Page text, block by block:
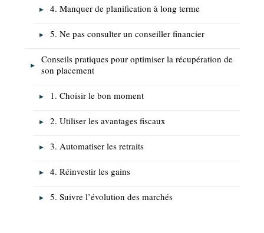
4. Manquer de planification à long terme
5. Ne pas consulter un conseiller financier
Conseils pratiques pour optimiser la récupération de
son placement
1. Choisir le bon moment
2. Utiliser les avantages fiscaux
3. Automatiser les retraits
4. Réinvestir les gains
5. Suivre l’évolution des marchés